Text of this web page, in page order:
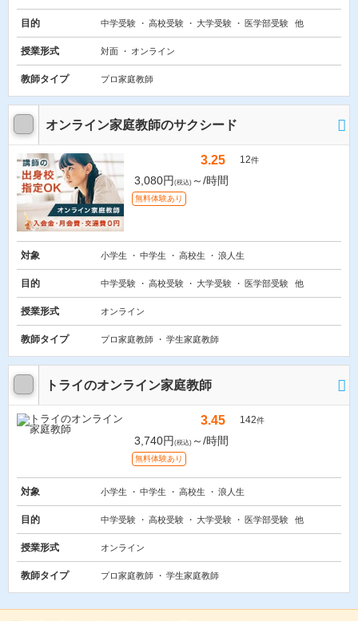
目的 中学受験 高校受験 大学受験 医学部受験 他
授業形式 対面 オンライン
教師タイプ プロ家庭教師
オンライン家庭教師のサクシード
3.25 12件
3,080円 (税込) ～/時間
無料体験あり
対象 小学生 中学生 高校生 浪人生
目的 中学受験 高校受験 大学受験 医学部受験 他
授業形式 オンライン
教師タイプ プロ家庭教師 学生家庭教師
トライのオンライン家庭教師
3.45 142件
3,740円 (税込) ～/時間
無料体験あり
対象 小学生 中学生 高校生 浪人生
目的 中学受験 高校受験 大学受験 医学部受験 他
授業形式 オンライン
教師タイプ プロ家庭教師 学生家庭教師